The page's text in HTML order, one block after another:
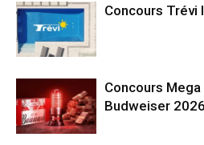
Concours Trévi
Concours
Budweiser 2026